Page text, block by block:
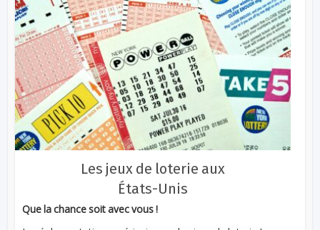
Les jeux de loterie aux
États-Unis
Que la chance soit avec vous !